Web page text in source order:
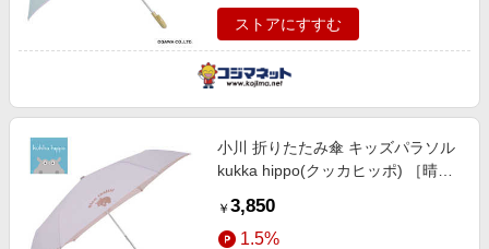
ストアにすすむ
小川 折りたたみ傘 キッズパラソル
kukka hippo(クッカヒッポ) ［晴雨
24KH-KSP-4M
￥ 3,850
1.5%